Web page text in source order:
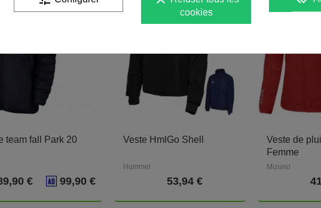
team fall Park 20
€ 99,90 €
Veste HmlGo Shell
Hummel
53,94 €
Veste de
Femme
Mizuno
cookies